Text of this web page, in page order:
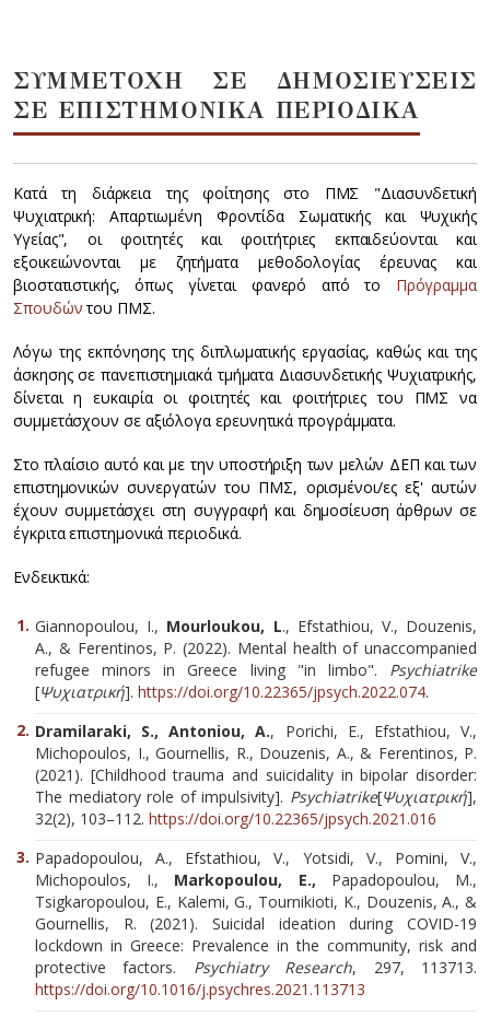
ΣΥΜΜΕΤΟΧΗ ΣΕ ΔΗΜΟΣΙΕΥΣΕΙΣ
ΣΕ ΕΠΙΣΤΗΜΟΝΙΚΑ ΠΕΡΙΟΔΙΚΑ
Κατά τη διάρκεια της φοίτησης στο ΠΜΣ "Διασυνδετική
Ψυχιατρική: Απαρτιωμένη Φροντίδα Σωματικής και Ψυχικής
Υγείας", οι φοιτητές και φοιτήτριες εκπαιδεύονται και
εξοικειώνονται με ζητήματα μεθοδολογίας έρευνας και
βιοστατιστικής, όπως γίνεται φανερό από το Πρόγραμμα
Σπουδώντου ΠΜΣ.
Λόγω της εκπόνησης της διπλωματικής εργασίας, καθώς και της
άσκησης σε πανεπιστημιακά τμήματα Διασυνδετικής Ψυχιατρικής,
δίνεται η ευκαιρία οι φοιτητές και φοιτήτριες του ΠΜΣ να
συμμετάσχουν σε αξιόλογα ερευνητικά προγράμματα.
Στο πλαίσιο αυτό και με την υποστήριξη των μελών ΔΕΠ και των
επιστημονικών συνεργατών του ΠΜΣ, ορισμένοι/ες εξ' αυτών
έχουν συμμετάσχει στη συγγραφή και δημοσίευση άρθρων σε
έγκριτα επιστημονικά περιοδικά.
Ενδεικτικά:
Giannopoulou, I., Mourloukou, L., Efstathiou, V., Douzenis,
A., & Ferentinos, P. (2022). Mental health of unaccompanied
refugee minors in Greece living "in limbo". Psychiatrike
[Ψυχιατρική]. https://doi.org/10.22365/jpsych.2022.074.
Dramilaraki, S., Antoniou, A., Porichi, E., Efstathiou, V.,
Michopoulos, I., Gournellis, R., Douzenis, A., & Ferentinos, P.
(2021). [Childhood trauma and suicidality in bipolar disorder:
The mediatory role of impulsivity]. Psychiatrike[Ψυχιατρική],
32(2), 103–112. https://doi.org/10.22365/jpsych.2021.016
Papadopoulou, A., Efstathiou, V., Yotsidi, V., Pomini, V.,
Michopoulos, I., Markopoulou, E., Papadopoulou, M.,
Tsigkaropoulou, E., Kalemi, G., Tournikioti, K., Douzenis, A., &
Gournellis, R. (2021). Suicidal ideation during COVID-19
lockdown in Greece: Prevalence in the community, risk and
protective factors. Psychiatry Research, 297, 113713.
https://doi.org/10.1016/j.psychres.2021.113713